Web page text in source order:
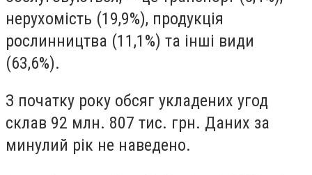
нерухомість (19,9%), продукція
рослинництва (11,1%) та інші види
(63,6%).
З початку року обсяг укладених угод
склав 92 млн. 807 тис. грн. Даних за
минулий рік не наведено.